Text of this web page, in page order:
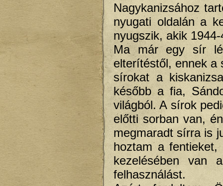
Nagykanizsához
nyugati oldalán a
nyugszik, akik
Ma már egy sír
elterítéstől, ennek a
sírokat a
később a fia,
világból. A sírok
előtti sorban van,
megmaradt sírra is
hoztam a
kezelésében van
felhasználást.